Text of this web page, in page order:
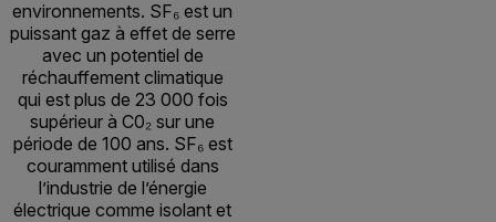
environnements. SF₆ est un
puissant gaz à effet de serre
avec un potentiel de
réchauffement climatique
qui est plus de 23 000 fois
supérieur à C0₂ sur une
période de 100 ans. SF₆ est
couramment utilisé dans
l’industrie de l’énergie
électrique comme isolant et